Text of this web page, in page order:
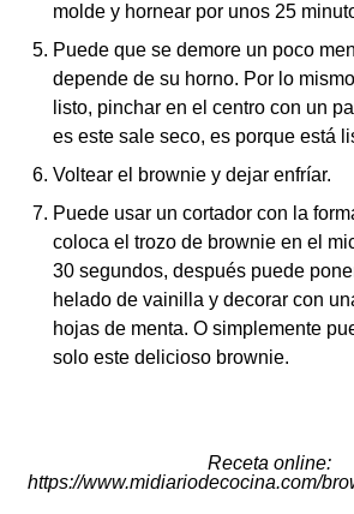
molde y hornear por unos 25
Puede que se demore un poco
depende de su horno. Por lo
listo, pinchar en el centro con un
es este sale seco, es porque está
Voltear el brownie y dejar enfríar.
Puede usar un cortador con la
coloca el trozo de brownie en el
30 segundos, después puede
helado de vainilla y decorar con
hojas de menta. O simplemente
solo este delicioso brownie.
Receta online:
https://www.midiariodecocina.com/